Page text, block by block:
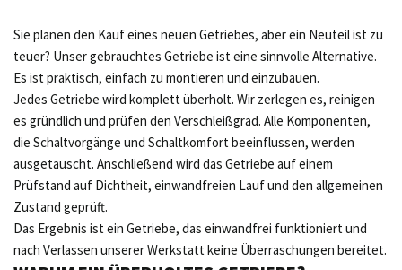
Sie planen den Kauf eines neuen Getriebes, aber ein Neuteil ist zu
teuer? Unser gebrauchtes Getriebe ist eine sinnvolle Alternative.
Es ist praktisch, einfach zu montieren und einzubauen.
Jedes Getriebe wird komplett überholt. Wir zerlegen es, reinigen
es gründlich und prüfen den Verschleißgrad. Alle Komponenten,
die Schaltvorgänge und Schaltkomfort beeinflussen, werden
ausgetauscht. Anschließend wird das Getriebe auf einem
Prüfstand auf Dichtheit, einwandfreien Lauf und den allgemeinen
Zustand geprüft.
Das Ergebnis ist ein Getriebe, das einwandfrei funktioniert und
nach Verlassen unserer Werkstatt keine Überraschungen bereitet.